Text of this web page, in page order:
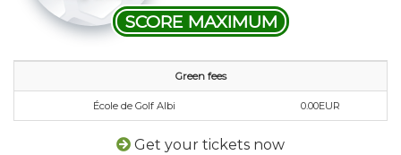
SCORE MAXIMUM
Green fees
École de Golf Albi 0.00EUR
Get your tickets now